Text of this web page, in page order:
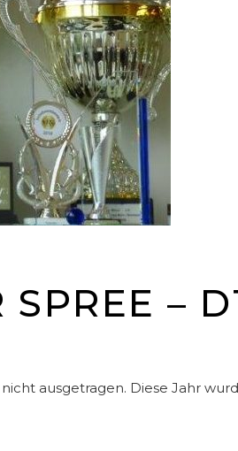
–
ausgetragen. Diese Jahr